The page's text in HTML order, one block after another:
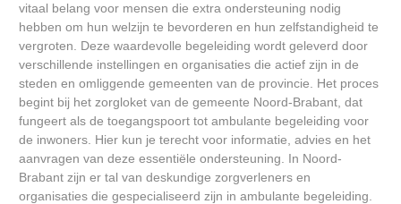
vitaal belang voor mensen die extra ondersteuning nodig
hebben om hun welzijn te bevorderen en hun zelfstandigheid te
vergroten. Deze waardevolle begeleiding wordt geleverd door
verschillende instellingen en organisaties die actief zijn in de
steden en omliggende gemeenten van de provincie. Het proces
begint bij het zorgloket van de gemeente Noord-Brabant, dat
fungeert als de toegangspoort tot ambulante begeleiding voor
de inwoners. Hier kun je terecht voor informatie, advies en het
aanvragen van deze essentiële ondersteuning. In Noord-
Brabant zijn er tal van deskundige zorgverleners en
organisaties die gespecialiseerd zijn in ambulante begeleiding.